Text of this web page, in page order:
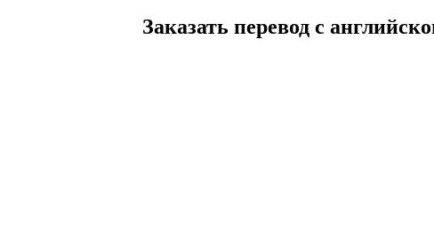
Заказать перевод с